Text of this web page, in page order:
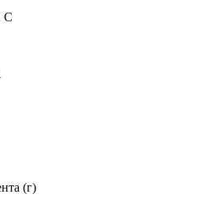
С
(г)